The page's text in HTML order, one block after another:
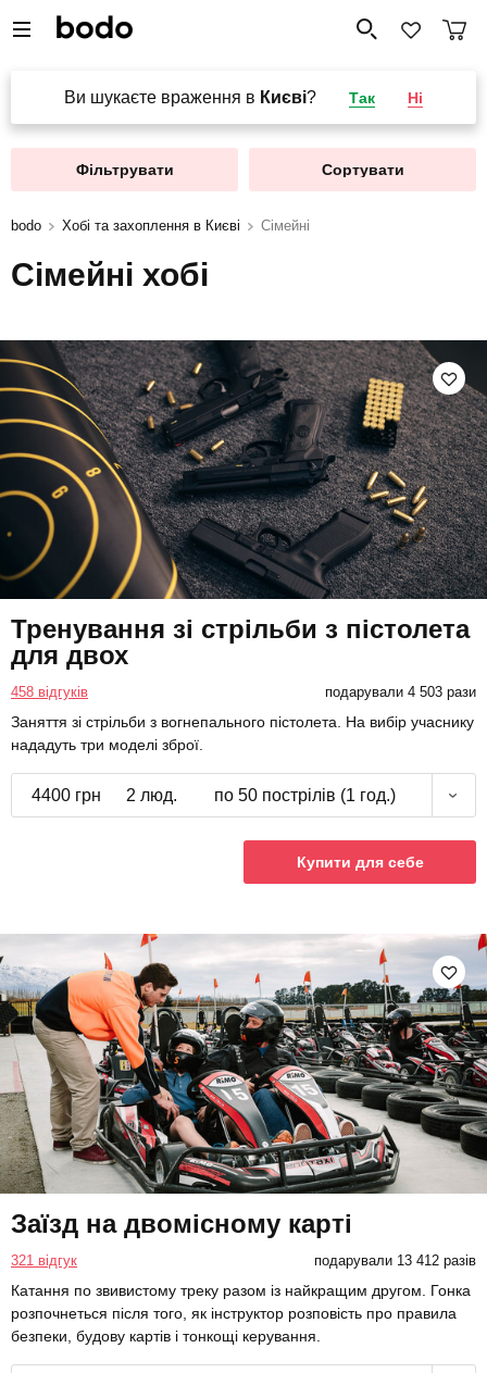
Ви шукаєте враження в Києві? Так Ні
Фільтрувати Сортувати
bodo Хобі та захоплення в Києві Сімейні
Сімейні хобі
Тренування зі стрільби з пістолета
для двох
458 відгуків подарували 4 503 рази
Заняття зі стрільби з вогнепального пістолета. На вибір учаснику
нададуть три моделі зброї.
4400 грн 2 люд. по 50 пострілів (1 год.)
Купити для себе
Заїзд на двомісному карті
321 відгук подарували 13 412 разів
Катання по звивистому треку разом із найкращим другом. Гонка
розпочнеться після того, як інструктор розповість про правила
безпеки, будову картів і тонкощі керування.